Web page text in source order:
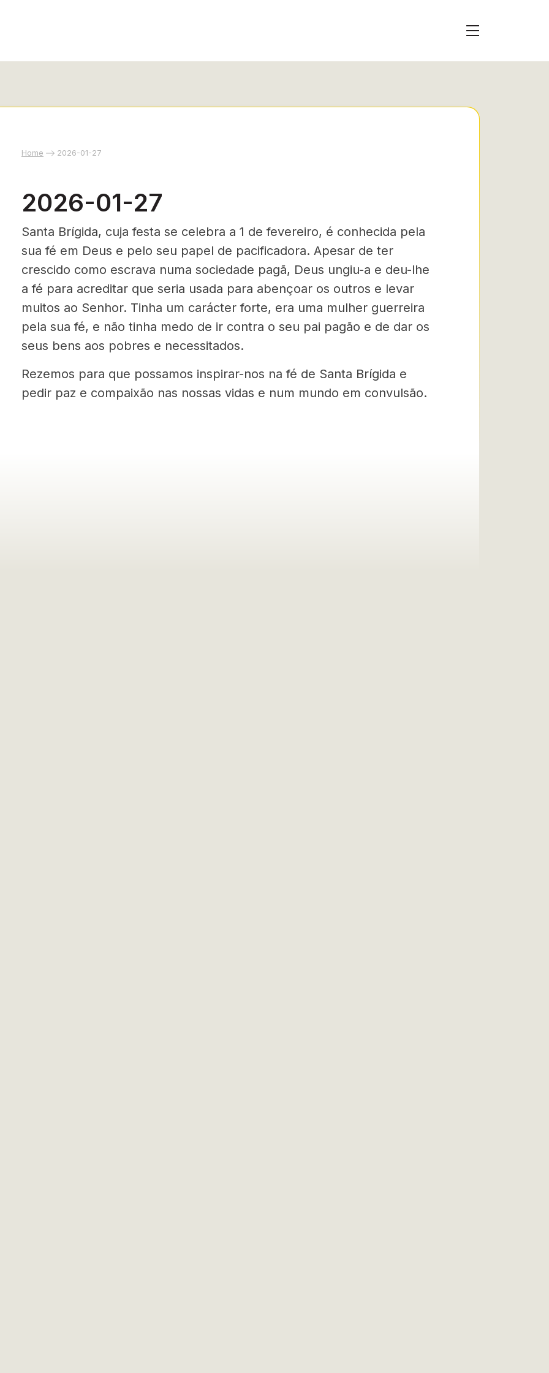
Home 2026-01-27
2026-01-27
Santa Brígida, cuja festa se celebra a 1 de fevereiro, é conhecida pela
sua fé em Deus e pelo seu papel de pacificadora. Apesar de ter
crescido como escrava numa sociedade pagã, Deus ungiu-a e deu-lhe
a fé para acreditar que seria usada para abençoar os outros e levar
muitos ao Senhor. Tinha um carácter forte, era uma mulher guerreira
pela sua fé, e não tinha medo de ir contra o seu pai pagão e de dar os
seus bens aos pobres e necessitados.
Rezemos para que possamos inspirar-nos na fé de Santa Brígida e
pedir paz e compaixão nas nossas vidas e num mundo em convulsão.